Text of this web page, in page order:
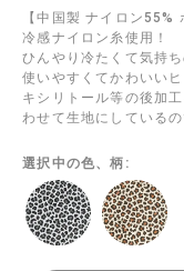
【中国製 ナイロン55%
冷感ナイロン糸使用！
ひんやり冷たくて気持
使いやすくてかわいい
キシリトール等の後加
わせて生地にしている
選択中の色、柄: